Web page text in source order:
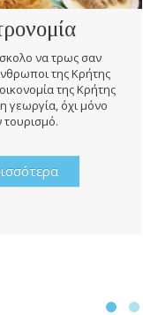
να τρως σαν
της Κρήτης
της Κρήτης
γεωργία, όχι μόνο
τουρισμό.